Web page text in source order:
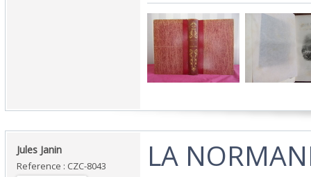
‎Jules Janin ‎
Reference : CZC-8043
‎LA